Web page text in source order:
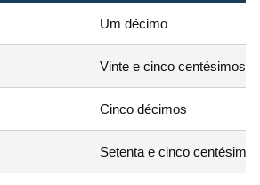
Um décimo
Vinte e cinco centésimos
Cinco décimos
Setenta e cinco centésimos